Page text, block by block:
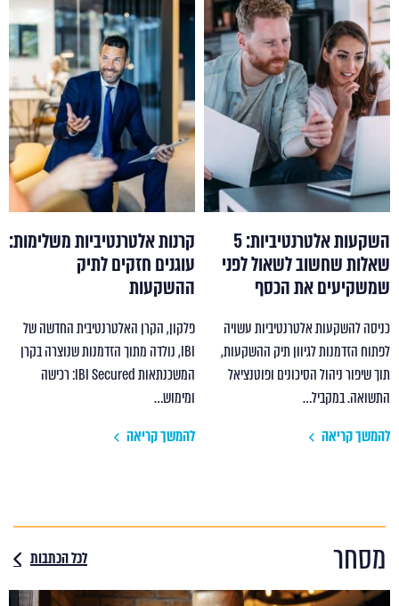
השקעות אלטרנטיביות: 5
שאלות שחשוב לשאול לפני
שמשקיעים את הכסף
כניסה להשקעות אלטרנטיביות עשויה
לפתוח הזדמנות לגיוון תיק ההשקעות,
תוך שיפור ניהול הסיכונים ופוטנציאל
התשואה. במקביל…
להמשך קריאה
קרנות אלטרנטיביות משלימות:
עוגנים חזקים לתיק
ההשקעות
פלקון, הקרן האלטרנטיבית החדשה של
IBI, נולדה מתוך הזדמנות שנוצרה בקרן
המשכנתאות IBI Secured: רכישה
ומימוש…
להמשך קריאה
מסחר לכל הכתבות